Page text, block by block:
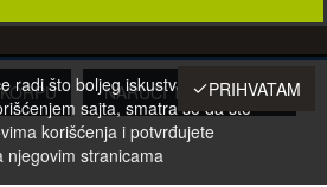
NARUČI TELEFONOM
d.o.o. Novi Sad, Srbija. Sva prava zadržana.
PRIHVATAM
radi što boljeg iskustva posetilaca.
sajta, smatra se da ste
korišćenja i potvrđujete
njegovim stranicama